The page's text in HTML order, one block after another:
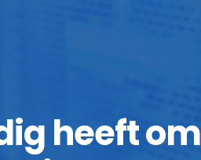
heeft om